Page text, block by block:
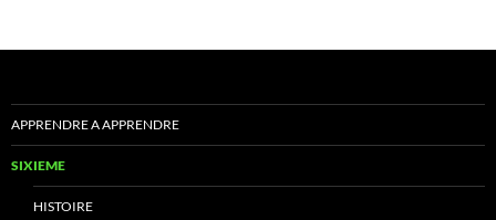
APPRENDRE A APPRENDRE
SIXIEME
HISTOIRE